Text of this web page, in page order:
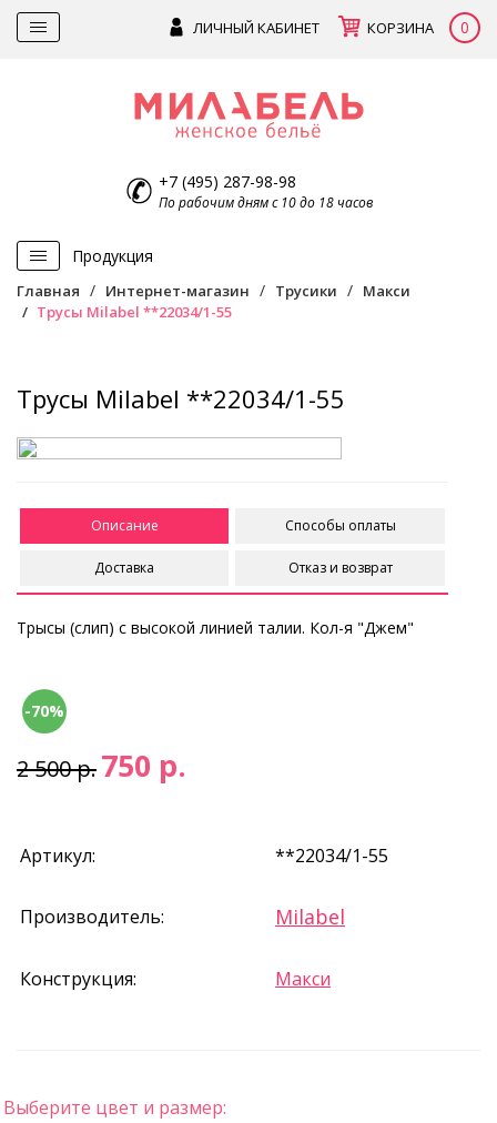
ЛИЧНЫЙ КАБИНЕТ КОРЗИНА 0
+7 (495) 287-98-98
По рабочим дням с 10 до 18 часов
Продукция
Главная Интернет-магазин Трусики
Макси
Трусы Milabel **22034/1-55
Трусы Milabel **22034/1-55
Описание Способы оплаты
Доставка Отказ и возврат
Трысы (слип) с высокой линией талии. Кол-я "Джем"
-70%
2 500 р.750 р.
Артикул: **22034/1-55
Производитель: Milabel
Конструкция: Макси
Выберите цвет и размер: